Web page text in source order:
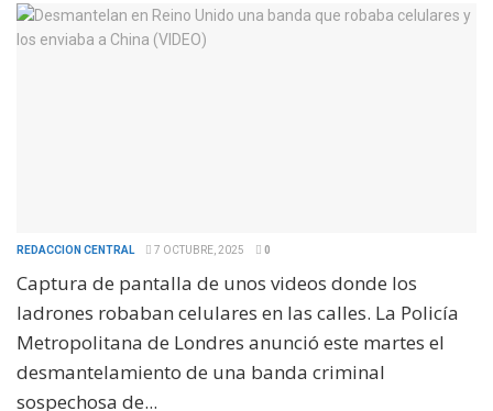
REDACCION CENTRAL 7 OCTUBRE, 2025 0
Captura de pantalla de unos videos donde los
ladrones robaban celulares en las calles. La Policía
Metropolitana de Londres anunció este martes el
desmantelamiento de una banda criminal
sospechosa de...